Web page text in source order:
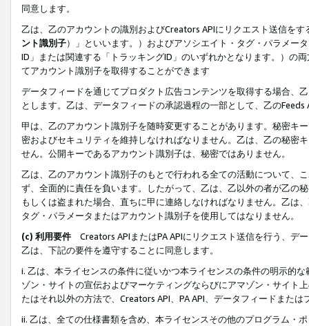
同意します。
乙は、乙のアカウントの識別およびCreators APIにリクエスト送信を
ント識別子）」といいます。）およびアソシエイト・タグ・パラメー
ID」または関連する「トラッキングID」のいずれかとなります。）の
てアカウント識別子を取得することができます
データフィードを通じてプロダクト広告コンテンツを取得する場合、
とします。乙は、データフィードの承認過程の一部として、乙の
甲は、乙のアカウント識別子を随時変更することがあります。秘密キ
密およびセキュリティを維持しなければなりません。乙は、乙の秘密
せん。公開キーであるアカウント識別子は、秘密ではありません。
乙は、乙のアカウント識別子のもとで行われる全ての活動について、
ず、全面的に責任を負います。したがって、乙は、乙以外の者が乙の
もしくは盗まれた場合、直ちに甲に連絡しなければなりません。乙は
タグ・パラメータまたはアカウント識別子を使用してはなりません。
(c) 利用要件 Creators APIまたはPA APIにリクエスト送信を行う、デ
乙は、下記の要件を遵守することに同意します。
i. 乙は、本ライセンスの条件に従いかつ本ライセンスの条件の明示的
ゾン・サイトの宣伝およびマーケティングならびにアマゾン・サイト
たはそれ以外の方法で、Creators API、PA API、データフィードまた
ii. 乙は、全ての仕様書類を含め、本ライセンスその他のプログラム・